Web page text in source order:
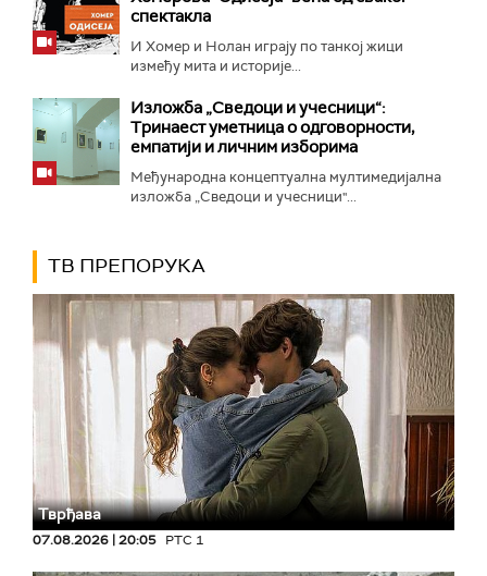
спектакла
И Хомер и Нолан играју по танкој жици
између мита и историје...
Изложба „Сведоци и учесници“:
Тринаест уметница о одговорности,
емпатији и личним изборима
Међународна концептуална мултимедијална
изложба „Сведоци и учесници"...
ТВ ПРЕПОРУКА
Тврђава
07.08.2026 | 20:05 РТС 1